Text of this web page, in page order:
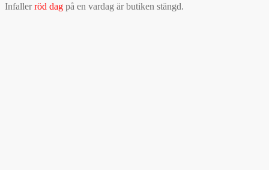
Infallerröd dag på en vardag är butiken stängd.